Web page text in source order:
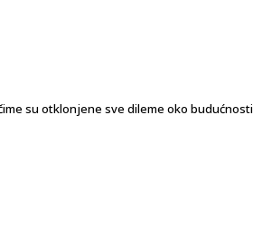
su otklonjene sve dileme oko budućnosti